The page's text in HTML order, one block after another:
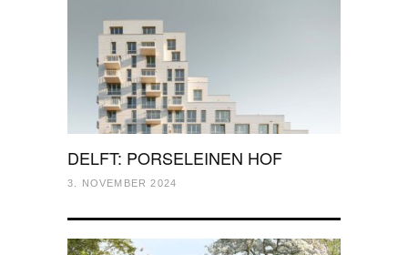
DELFT: PORSELEINEN HOF
3. NOVEMBER 2024